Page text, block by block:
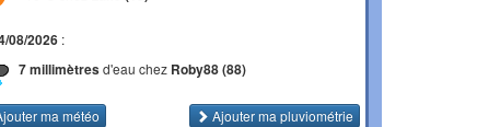
08/2026 :
7 millimètresd'eau chez Roby88 (88)
ma météo Ajouter ma pluviométrie